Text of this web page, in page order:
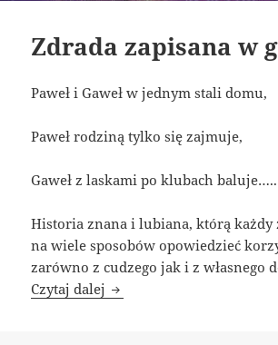
Zdrada zapisana w
Paweł i Gaweł w jednym stali domu,
Paweł rodziną tylko się zajmuje,
Gaweł z laskami po klubach baluje…..
Historia znana i lubiana, którą każdy
na wiele sposobów opowiedzieć
zarówno z cudzego jak i z własnego
Czytaj dalej Zdrada zapisana w genach